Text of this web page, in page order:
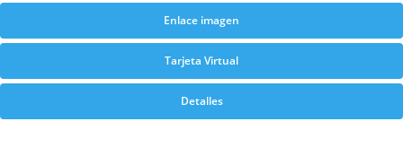
Enlace imagen
Tarjeta Virtual
Detalles